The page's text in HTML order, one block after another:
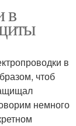
в
в
чтоб
немного